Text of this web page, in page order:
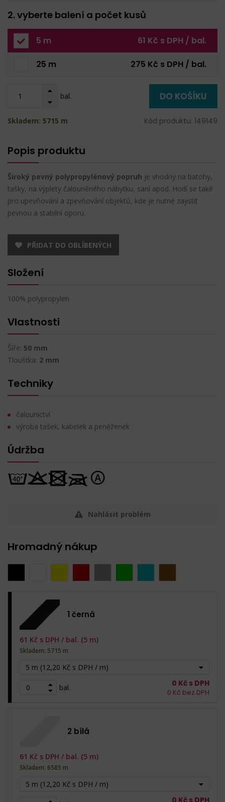
2. vyberte balení a počet kusů
5 m 61 Kč s DPH / bal.
25 m 275 Kč s DPH / bal.
bal. DO KOŠÍKU
Skladem: 5715 m Kód produktu: 149149
Popis produktu
Široký pevný polypropylénový popruh je vhodný na batohy,
tašky, na výplety čalouněného nábytku, saní apod. Hodí se také
pro upevňování a zpevňování objektů, kde je nutné zajistit
pevnou a stabilní oporu.
PŘIDAT DO OBLÍBENÝCH
Složení
100% polypropylen
Vlastnosti
Šíře: 50 mm
Tloušťka: 2 mm
Techniky
čalounictví
výroba tašek, kabelek a peněženek
Údržba
Nahlásit problém
Hromadný nákup
1 černá
5 m (12,20 Kč s DPH / m)
bal.
61 Kč s DPH / bal. (5 m)
Skladem: 5715 m
0 Kč s DPH
0 Kč bez DPH
2 bílá
5 m (12,20 Kč s DPH / m)
61 Kč s DPH / bal. (5 m)
Skladem: 6585 m
0 Kč s DPH